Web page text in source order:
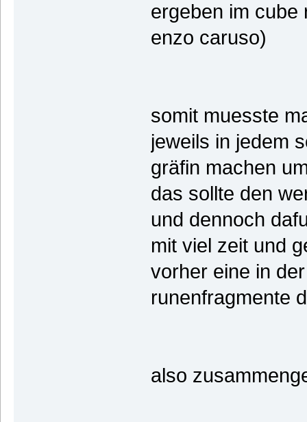
ergeben im cube
enzo caruso)
somit muesste
jeweils in jedem
gräfin machen
das sollte den
und dennoch
mit viel zeit und
vorher eine in
runenfragmente
also